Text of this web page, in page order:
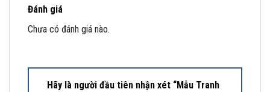
Đánh giá
Chưa có đánh giá nào.
Hãy là người đầu tiên nhận xét “Mẫu Tranh